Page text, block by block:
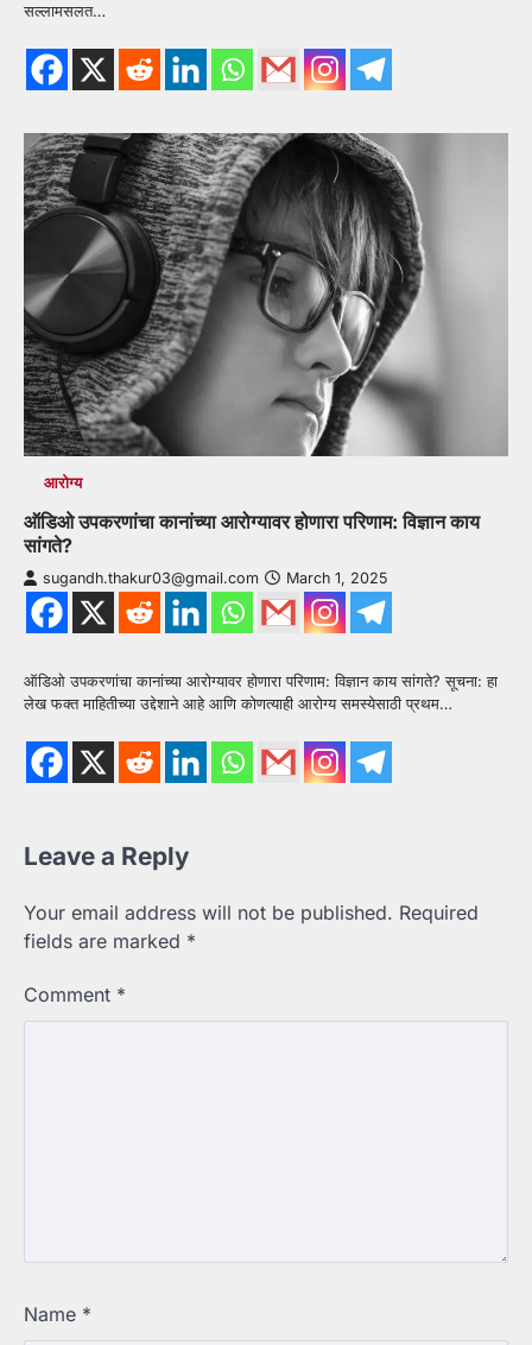
सल्लामसलत…
आरोग्य
ऑडिओ उपकरणांचा कानांच्या आरोग्यावर होणारा परिणाम: विज्ञान काय
सांगते?
sugandh.thakur03@gmail.com March 1, 2025
ऑडिओ उपकरणांचा कानांच्या आरोग्यावर होणारा परिणाम: विज्ञान काय सांगते? सूचना: हा
लेख फक्त माहितीच्या उद्देशाने आहे आणि कोणत्याही आरोग्य समस्येसाठी प्रथम…
Leave a Reply
Your email address will not be published. Required
fields are marked *
Comment *
Name *